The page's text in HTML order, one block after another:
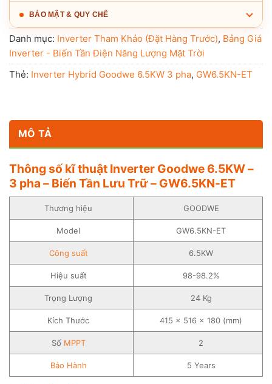
BẢO MẬT & QUY CHẾ
Danh mục: Inverter Tham Khảo (Đặt Hàng Trước), Bảng Giá
Inverter - Biến Tần Điện Năng Lượng Mặt Trời
Thẻ: Inverter Hybrid Goodwe 6.5KW 3 pha, GW6.5KN-ET
MÔ TẢ
Thông số kĩ thuật Inverter Goodwe 6.5KW –
3 pha – Biến Tần Lưu Trữ – GW6.5KN-ET
Thương hiệu GOODWE
Model GW6.5KN-ET
Công suất 6.5KW
Hiệu suất 98-98.2%
Trọng Lượng 24 Kg
Kích Thước 415 × 516 × 180 (mm)
Số MPPT 2
Bảo Hành 5 Years